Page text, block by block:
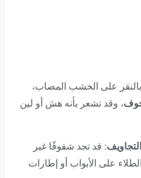
على الخشب المصاب،
، وقد تشعر بأنه هش أو لين
قد تجد شقوقًا غير
على الأبواب أو إطارات